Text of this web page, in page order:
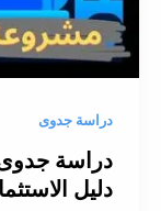
دراسة جدوى
دراسة
دليل